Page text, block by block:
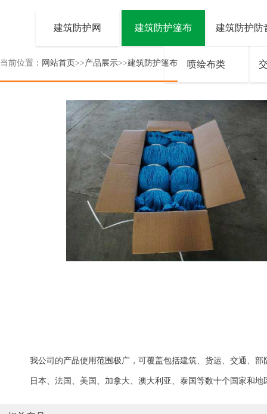
建筑防护网 建筑防护篷布 建筑防护防
喷绘布类
当前位置： 网站首页>>产品展示>>建筑防护篷布
我公司的产品使用范围极广，可覆盖包括建筑、 货运、交通、 部
日本、法国、美国、加拿大、澳大利亚、泰国等数十个国家和地